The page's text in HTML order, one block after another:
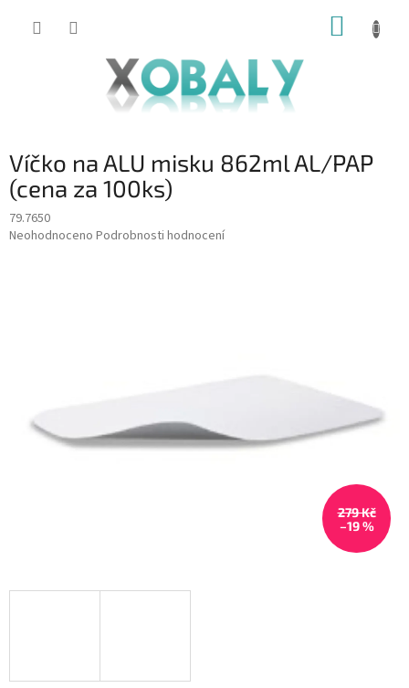
KOŠÍK
Víčko na ALU misku 862ml AL/PAP
(cena za 100ks)
79.7650
Průměrné
Neohodnoceno Podrobnosti hodnocení
279 Kč
–19 %